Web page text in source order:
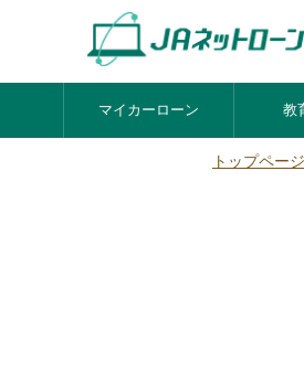
マイカーローン 教
トップページ